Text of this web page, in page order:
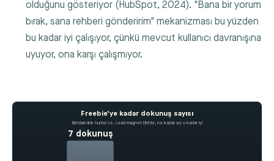
olduğunu gösteriyor (HubSpot, 2024). "Bana bir yorum
bırak, sana rehberi gönderirim" mekanizması bu yüzden
bu kadar iyi çalışıyor, çünkü mevcut kullanıcı davranışına
uyuyor, ona karşı çalışmıyor.
Freebie'ye kadar dokunuş sayısı
Bio'daki link hunisi vs. Lead magnet DM ile, ne kadar az o kadar iyi
7 dokunuş